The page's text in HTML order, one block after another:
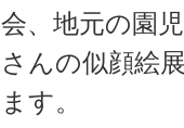
会、地元の園
さんの似顔絵
ます。